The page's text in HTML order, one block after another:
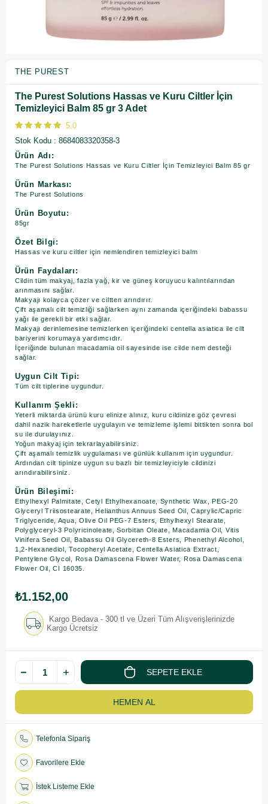
THE PUREST
The Purest Solutions Hassas ve Kuru Ciltler İçin
Temizleyici Balm 85 gr 3 Adet
5.0
Stok Kodu
8684083320358-3
Ürün Adı:
The Purest Solutions Hassas ve Kuru Ciltler İçin Temizleyici Balm 85 gr
Ürün Markası:
The Purest Solutions
Ürün Boyutu:
85gr
Özet Bilgi:
Hassas ve kuru ciltler için nemlendiren temizleyici balm
Ürün Faydaları:
Cildin tüm makyaj, fazla yağ, kir ve güneş koruyucu kalıntılarından
arınmasını sağlar.
Makyajı kolayca çözer ve ciltten arındırır.
Çift aşamalı cilt temizliği sağlarken aynı zamanda içeriğindeki babassu
yağı ile gerekli bir etki sağlar.
Makyajı derinlemesine temizlerken içeriğindeki centella asiatica ile cilt
bariyerini korumaya yardımcıdır.
İçeriğinde bulunan macadamia oil sayesinde ise cilde nem desteği
sağlar.
Uygun Cilt Tipi:
Tüm cilt tiplerine uygundur.
Kullanım Şekli:
Yeterli miktarda ürünü kuru elinize alınız, kuru cildinize göz çevresi
dahil nazik hareketlerle uygulayın ve temizleme işlemi bittikten sonra bol
su ile durulayınız.
Yoğun makyaj için tekrarlayabilirsiniz.
Çift aşamalı temizlik uygulaması ve günlük kullanım için uygundur.
​Ardından cilt tipinize uygun su bazlı bir temizleyiciyle cildinizi
arındırabilirsiniz.
Ürün Bileşimi:
Ethylhexyl Palmitate, Cetyl Ethylhexanoate, Synthetic Wax, PEG-20
Glyceryl Triisostearate, Helianthus Annuus Seed Oil, Caprylic/Capric
Triglyceride, Aqua, Olive Oil PEG-7 Esters, Ethylhexyl Stearate,
Polyglyceryl-3 Polyricinoleate, Sorbitan Oleate, Macadamia Oil, Vitis
Vinifera Seed Oil, Babassu Oil Glycereth-8 Esters, Phenethyl Alcohol,
1,2-Hexanediol, Tocopheryl Acetate, Centella Asiatica Extract,
Pentylene Glycol, Rosa Damascena Flower Water, Rosa Damascena
Flower Oil, CI 16035.
₺1.152,00
Kargo Bedava - 300 tl ve Üzeri Tüm Alışverişlerinizde
Kargo Ücretsiz
Telefonla Sipariş
Favorilere Ekle
İstek Listeme Ekle